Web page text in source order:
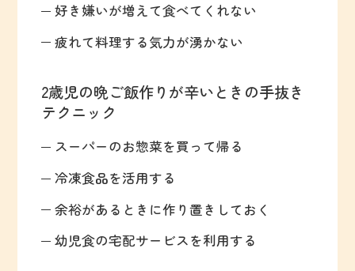
好き嫌いが増えて食べてくれない
疲れて料理する気力が湧かない
2歳児の晩ご飯作りが辛いときの手抜き
テクニック
スーパーのお惣菜を買って帰る
冷凍食品を活用する
余裕があるときに作り置きしておく
幼児食の宅配サービスを利用する